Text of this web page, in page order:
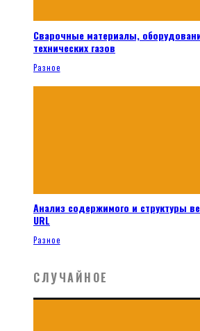
Сварочные материалы,
технических газов
Разное
Анализ содержимого и структуры
URL
Разное
СЛУЧАЙНОЕ